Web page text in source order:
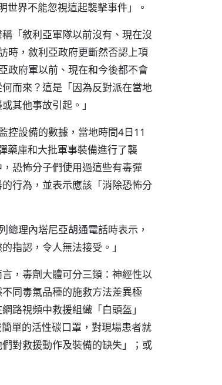
界不能忽視這起襲擊事件」。
「敘利亞軍隊以前沒有、現在沒
時，敘利亞政府更斷然否認上項
政府軍以前、現在和今後都不會
而來？這是「因為反對派在當地
其他事故引起。」
控設備的數據，當地時間4日11
藥庫和大批軍事裝備進行了襲
恐怖分子們使用過這些有毒彈
行為，並表示應該「消除恐怖分
理內塔尼亞胡通電話時表示，
指認，令人無法接受。」
，毒劑大體可分三類：神經性以
同毒氣品種的施救方法差異極
路視頻中救援組織「白頭盔」
單的活性碳口罩，對現場患者就
對救援動作及裝備的缺失」；或